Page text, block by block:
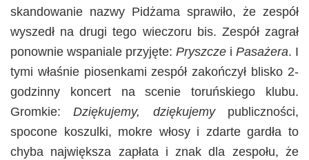
skandowanie nazwy Pidżama sprawiło, że zespół
wyszedł na drugi tego wieczoru bis. Zespół zagrał
ponownie wspaniale przyjęte: Pryszcze i Pasażera. I
tymi właśnie piosenkami zespół zakończył blisko 2-
godzinny koncert na scenie toruńskiego klubu.
Gromkie:Dziękujemy, dziękujemy publiczności,
spocone koszulki, mokre włosy i zdarte gardła to
chyba największa zapłata i znak dla zespołu, że